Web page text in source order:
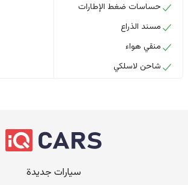
حساسات ضغط الإطارات
مسند الذراع
منقي هواء
شاحن لاسلكي
سيارات جديدة